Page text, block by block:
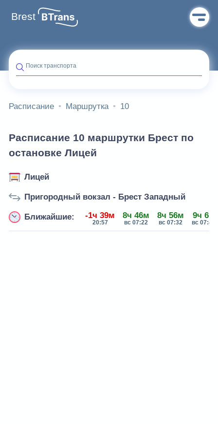
Brest
Поиск транспорта
Расписание Маршрутка 10
Расписание 10 маршрутки Брест по
остановке Лицей
Лицей
Пригородный вокзал - Брест Западный
Ближайшие: -1ч 39м
20:57
8ч 46м
вс 07:22
8ч 56м
вс 07:32
9ч 6м
вс 07:42